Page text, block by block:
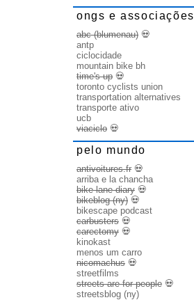
ongs e associações
abc (blumenau) 💀
antp
ciclocidade
mountain bike bh
time's up 💀
toronto cyclists union
transportation alternatives
transporte ativo
ucb
viaciclo 💀
pelo mundo
antivoitures.fr 💀
arriba e la chancha
bike lane diary 💀
bikeblog (ny) 💀
bikescape podcast
carbusters 💀
carectomy 💀
kinokast
menos um carro
nicomachus 💀
streetfilms
streets are for people 💀
streetsblog (ny)